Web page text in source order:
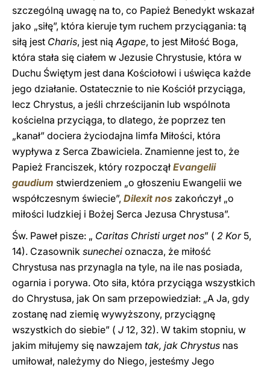
szczególną uwagę na to, co Papież Benedykt wskazał
jako „siłę”, która kieruje tym ruchem przyciągania: tą
siłą jest Charis, jest niąAgape, to jest Miłość Boga,
która stała się ciałem w Jezusie Chrystusie, która w
Duchu Świętym jest dana Kościołowi i uświęca każde
jego działanie. Ostatecznie to nie Kościół przyciąga,
lecz Chrystus, a jeśli chrześcijanin lub wspólnota
kościelna przyciąga, to dlatego, że poprzez ten
„kanał” dociera życiodajna limfa Miłości, która
wypływa z Serca Zbawiciela. Znamienne jest to, że
Papież Franciszek, który rozpoczął Evangelii
gaudium stwierdzeniem „o głoszeniu Ewangelii we
współczesnym świecie”, Dilexit nos zakończył „o
miłości ludzkiej i Bożej Serca Jezusa Chrystusa”.
Św. Paweł pisze: „ Caritas Christi urget nos” ( 2 Kor5,
14). Czasownik sunechei oznacza, że miłość
Chrystusa nas przynagla na tyle, na ile nas posiada,
ogarnia i porywa. Oto siła, która przyciąga wszystkich
do Chrystusa, jak On sam przepowiedział: „A Ja, gdy
zostanę nad ziemię wywyższony, przyciągnę
wszystkich do siebie” ( J 12, 32). W takim stopniu, w
jakim miłujemy się nawzajem tak, jak Chrystus nas
umiłował, należymy do Niego, jesteśmy Jego